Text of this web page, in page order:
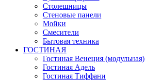
Столешницы
Стеновые панели
Мойки
Смесители
Бытовая техника
ГОСТИНАЯ
Гостиная Венеция (модульная)
Гостиная Адель
Гостиная Тиффани